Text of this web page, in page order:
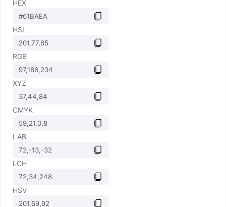
HEX
HSL
RGB
XYZ
CMYK
LAB
LCH
HSV